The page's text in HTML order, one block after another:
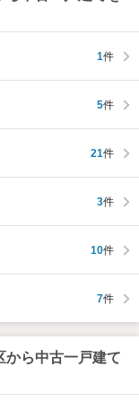
1件
5件
21件
3件
10件
7件
から中古一戸建て